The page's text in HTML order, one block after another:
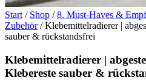
Start / Shop /8. Must-Haves &
Zubehör/ Klebemittelradierer |
sauber & rückstandsfrei
Klebemittelradierer |
Klebereste sauber &